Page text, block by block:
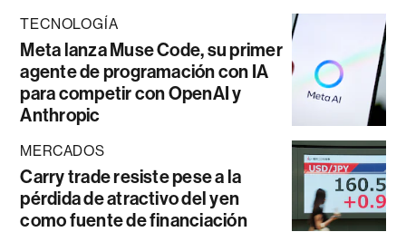
TECNOLOGÍA
Meta lanza Muse Code, su primer
agente de programación con IA
para competir con OpenAI y
Anthropic
MERCADOS
Carry trade resiste pese a la
pérdida de atractivo del yen
como fuente de financiación